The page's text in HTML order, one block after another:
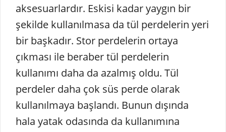
aksesuarlardır. Eskisi kadar yaygın bir
şekilde kullanılmasa da tül perdelerin yeri
bir başkadır. Stor perdelerin ortaya
çıkması ile beraber tül perdelerin
kullanımı daha da azalmış oldu. Tül
perdeler daha çok süs perde olarak
kullanılmaya başlandı. Bunun dışında
hala yatak odasında da kullanımına